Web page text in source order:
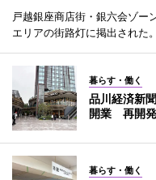
戸越銀座商店街・銀六会ゾー
エリアの街路灯に掲出された。
暮らす・働く
品川経済新
開業 再開
暮らす・働く